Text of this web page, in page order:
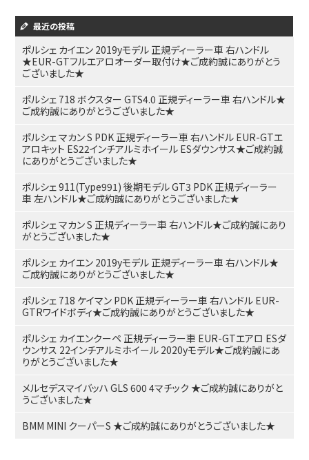
最近の投稿
ポルシェ カイエン 2019yモデル 正規ディーラー車 右ハンドル
★EUR-GTフルエアロオーダー取付け★ご成約誠にありがとう
ございました★
ポルシェ 718 ボクスター GTS4.0 正規ディーラー車 右ハンドル★
ご成約誠にありがとうございました★
ポルシェ マカン S PDK 正規ディーラー車 右ハンドル EUR-GTエ
アロキット ES22インチアルミホイール ESダウンサス★ご成約誠
にありがとうございました★
ポルシェ 911(Type991) 後期モデル GT3 PDK 正規ディーラー
車 左ハンドル★ご成約誠にありがとうございました★
ポルシェ マカン S 正規ディーラー車 右ハンドル★ご成約誠にあり
がとうございました★
ポルシェ カイエン 2019yモデル 正規ディーラー車 右ハンドル★
ご成約誠にありがとうございました★
ポルシェ 718 ケイマン PDK 正規ディーラー車 右ハンドル EUR-
GTRワイドボディ★ご成約誠にありがとうございました★
ポルシェ カイエンクーペ 正規ディーラー車 EUR-GTエアロ ESダ
ウンサス 22インチアルミホイール 2020yモデル★ご成約誠にあ
りがとうございました★
メルセデスマイバッハ GLS 600 4マチック ★ご成約誠にありがと
うございました★
BMM MINI クーパーS ★ご成約誠にありがとうございました★